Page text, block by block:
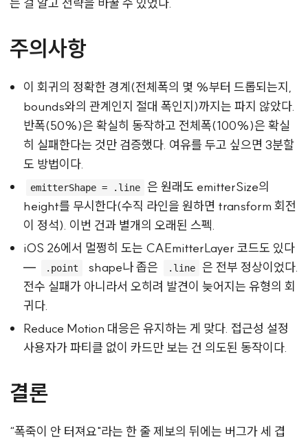
는 걸 알고 전략을 바꿀 수 있었다.
주의사항
이 회귀의 정확한 경계(전체폭의 몇 %부터 드롭되는지,
bounds와의 관계인지 절대 폭인지)까지는 파지 않았다.
반폭(50%)은 확실히 동작하고 전체폭(100%)은 확실
히 실패한다는 것만 검증했다. 여유를 두고 싶으면 3분할
도 방법이다.
emitterShape = .line
은 원래도 emitterSize의
height를 무시한다(수직 라인을 원하면 transform 회전
이 정석). 이번 건과 별개의 오래된 스펙.
iOS 26에서 멀쩡히 도는 CAEmitterLayer 코드도 있다
—
.point shape나 좁은 .line
은 전부 정상이었다.
전수 실패가 아니라서 오히려 발견이 늦어지는 유형의 회
귀다.
Reduce Motion 대응은 유지하는 게 맞다. 접근성 설정
사용자가 파티클 없이 카드만 보는 건 의도된 동작이다.
결론
“폭죽이 안 터져요"라는 한 줄 제보의 뒤에는 버그가 세 겹